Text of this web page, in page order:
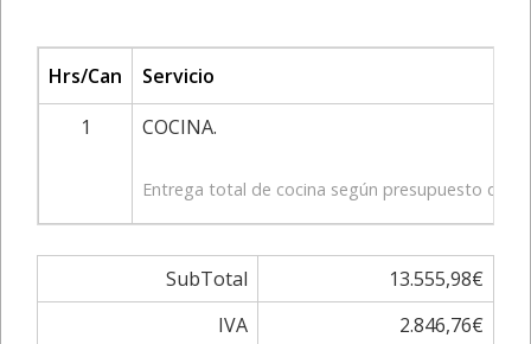
Hrs/Can
Servicio
1
COCINA.
Entrega total de cocina según presupuesto de
SubTotal
13.555,98€
IVA
2.846,76€